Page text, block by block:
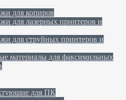
для копиров
для лазерных принтеров и
для струйных принтеров и
материалы для факсимильных
для ПК